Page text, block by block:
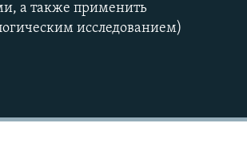
а также применить
исследованием)